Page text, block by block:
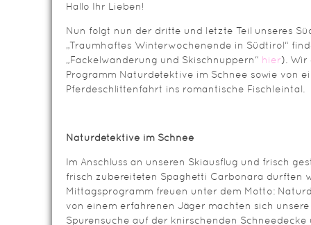
Hallo Ihr Lieben!
Nun folgt nun der dritte und letzte Teil unseres
„Traumhaftes Winterwochenende in Südtirol“
„Fackelwanderung und Skischnuppern“ hier). Wir
Programm Naturdetektive im Schnee sowie von
Pferdeschlittenfahrt ins romantische Fischleintal.
Naturdetektive im Schnee
Im Anschluss an unseren Skiausflug und frisch
frisch zubereiteten Spaghetti Carbonara durften
Mittagsprogramm freuen unter dem Motto:
von einem erfahrenen Jäger machten sich
Spurensuche auf der knirschenden